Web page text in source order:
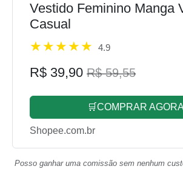
Vestido Feminino Manga
Casual
4.9
R$ 39,90 R$ 59,55
🛒COMPRAR AGORA
Shopee.com.br
Posso ganhar uma comissão sem nenhum